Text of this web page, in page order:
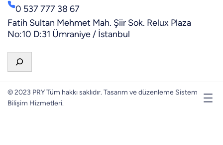
0 537 777 38 67
Fatih Sultan Mehmet Mah. Şiir Sok. Relux Plaza
No:10 D:31 Ümraniye / İstanbul
r
© 2023 PRY Tüm hakkı saklıdır. Tasarım ve düzenleme Sistem
Bilişim Hizmetleri.